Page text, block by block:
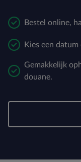
Bestel online,
Kies een
Gemakkelijk
douane.